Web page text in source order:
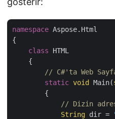
namespace Aspose.Html
{
class HTML
    {
// C#'ta Web
static void Main(
        {
// Dizin
String dir =